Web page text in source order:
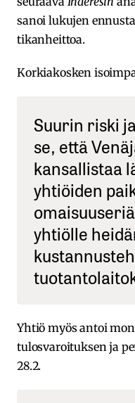
sanoi lukujen
tikanheittoa.
Korkiakosken
Suurin riski
se, että
kansallistaa
yhtiöiden
yhtiölle
Yhtiö myös antoi
tulosvaroituksen ja
28.2.